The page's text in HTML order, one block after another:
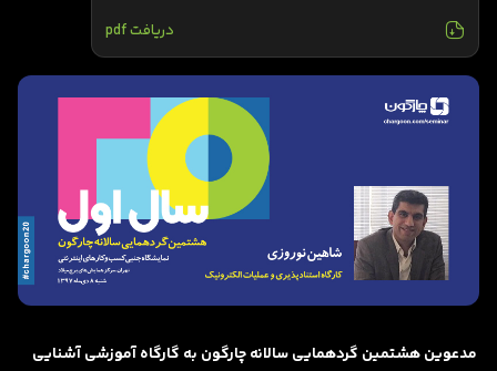
مدعوین هشتمین گردهمایی سالانه چارگون به گارگاه آموزشی آشنایی
دریافت pdf